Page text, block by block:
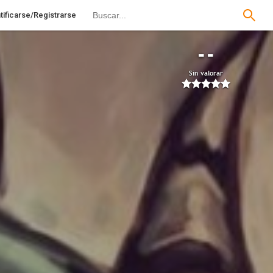
Registrarse
--
Sin valorar